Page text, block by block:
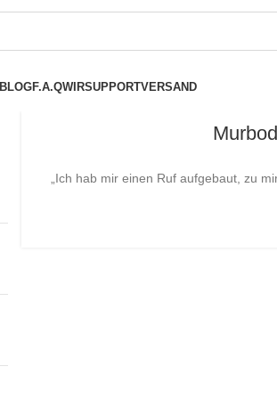
BLOGF.A.QWIRSUPPORTVERSAND
„Ich hab mir einen Ruf aufgebaut, zu